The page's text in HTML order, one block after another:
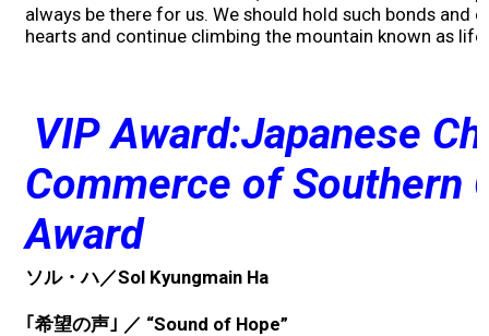
Concert
Special Awards Presentation
2023 Awardees
2023 Sponsor
always be there for us. We should hold such bonds and
hearts and continue climbing the mountain known as life.
VIP Award:Japanese
Commerce of Southern
Award
ソル・ハ／Sol Kyungmain Ha
｢希望の声｣ ／ “Sound of Hope”